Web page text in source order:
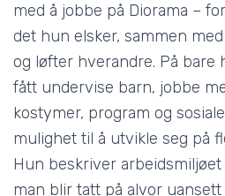
med å jobbe på Diorama –
det hun elsker, sammen
og løfter hverandre. På bare
fått undervise barn, jobbe
kostymer, program og
mulighet til å utvikle seg på
Hun beskriver
man blir tatt på alvor